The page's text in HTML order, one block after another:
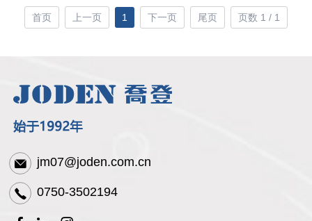
首页 上一页 1 下一页 尾页 页数 1 / 1
jm07@joden.com.cn
0750-3502194